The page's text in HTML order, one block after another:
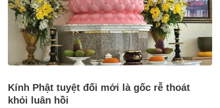
Kính Phật tuyệt đối mới là gốc rễ thoát
khỏi luân hồi